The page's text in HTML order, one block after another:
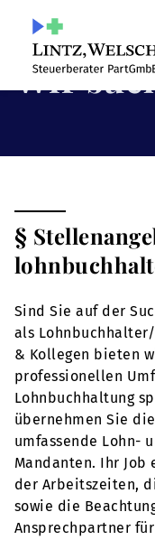
Wir
§
Sind Sie auf der
als
& Kollegen bieten
professionellen
Lohnbuchhaltung
übernehmen Sie
umfassende Lohn-
Mandanten. Ihr Job
der Arbeitszeiten,
sowie die
Ansprechpartner